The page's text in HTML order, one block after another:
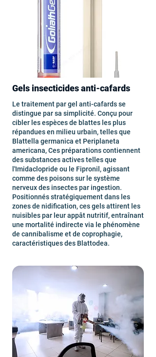
Gels insecticides anti-cafards
Le traitement par gel anti-cafards se
distingue par sa simplicité. Conçu pour
cibler les espèces de blattes les plus
répandues en milieu urbain, telles que
Blattella germanica et Periplaneta
americana, Ces préparations contiennent
des substances actives telles que
l'Imidaclopride ou le Fipronil, agissant
comme des poisons sur le système
nerveux des insectes par ingestion.
Positionnés stratégiquement dans les
zones de nidification, ces gels attirent les
nuisibles par leur appât nutritif, entraînant
une mortalité indirecte via le phénomène
de cannibalisme et de coprophagie,
caractéristiques des Blattodea.